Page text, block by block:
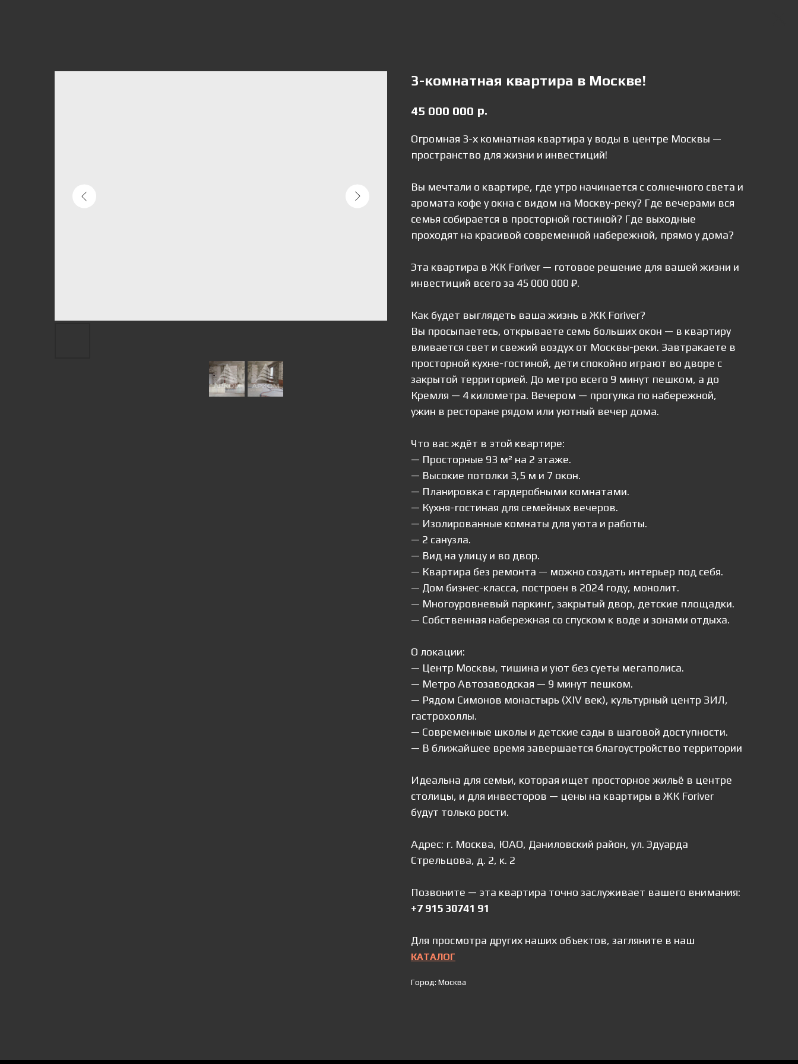
3-комнатная квартира в Москве!
45 000 000 р.
Огромная 3-х комнатная квартира у воды в центре Москвы —
пространство для жизни и инвестиций!
Вы мечтали о квартире, где утро начинается с солнечного света и
аромата кофе у окна с видом на Москву-реку? Где вечерами вся
семья собирается в просторной гостиной? Где выходные
проходят на красивой современной набережной, прямо у дома?
Эта квартира в ЖК Foriver — готовое решение для вашей жизни и
инвестиций всего за 45 000 000 ₽.
Как будет выглядеть ваша жизнь в ЖК Foriver?
Вы просыпаетесь, открываете семь больших окон — в квартиру
вливается свет и свежий воздух от Москвы-реки. Завтракаете в
просторной кухне-гостиной, дети спокойно играют во дворе с
закрытой территорией. До метро всего 9 минут пешком, а до
Кремля — 4 километра. Вечером — прогулка по набережной,
ужин в ресторане рядом или уютный вечер дома.
Что вас ждёт в этой квартире:
— Просторные 93 м² на 2 этаже.
— Высокие потолки 3,5 м и 7 окон.
— Планировка с гардеробными комнатами.
— Кухня-гостиная для семейных вечеров.
— Изолированные комнаты для уюта и работы.
— 2 санузла.
— Вид на улицу и во двор.
— Квартира без ремонта — можно создать интерьер под себя.
— Дом бизнес-класса, построен в 2024 году, монолит.
— Многоуровневый паркинг, закрытый двор, детские площадки.
— Собственная набережная со спуском к воде и зонами отдыха.
О локации:
— Центр Москвы, тишина и уют без суеты мегаполиса.
— Метро Автозаводская — 9 минут пешком.
— Рядом Симонов монастырь (XIV век), культурный центр ЗИЛ,
гастрохоллы.
— Современные школы и детские сады в шаговой доступности.
— В ближайшее время завершается благоустройство территории
Идеальна для семьи, которая ищет просторное жильё в центре
столицы, и для инвесторов — цены на квартиры в ЖК Foriver
будут только рости.
Адрес: г. Москва, ЮАО, Даниловский район, ул. Эдуарда
Стрельцова, д. 2, к. 2
Позвоните — эта квартира точно заслуживает вашего внимания:
+7 915 30741 91
Для просмотра других наших объектов, загляните в наш
КАТАЛОГ
Город: Москва